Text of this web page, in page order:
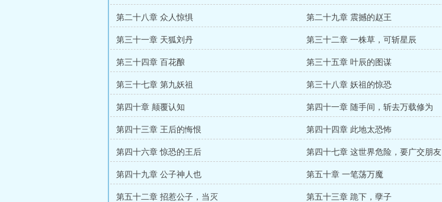
第二十八章 众人惊惧 第二十九章 震撼的赵王
第三十一章 天狐刘丹 第三十二章 一株草，可斩星辰
第三十四章 百花酿 第三十五章 叶辰的图谋
第三十七章 第九妖祖 第三十八章 妖祖的惊恐
第四十章 颠覆认知 第四十一章 随手间，斩去万载修为
第四十三章 王后的悔恨 第四十四章 此地太恐怖
第四十六章 惊恐的王后 第四十七章 这世界危险，要广交朋友
第四十九章 公子神人也 第五十章 一笔荡万魔
第五十二章 招惹公子，当灭 第五十三章 跪下，孽子